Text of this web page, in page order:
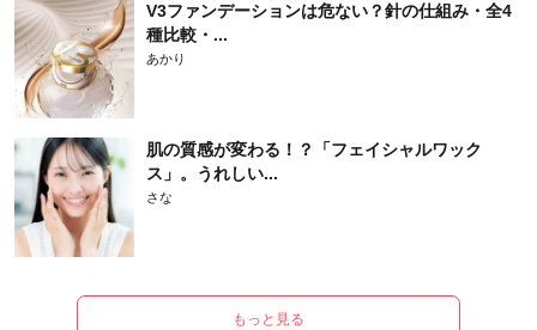
V3ファンデーションは危ない？針の仕組み・全4
種比較・...
あかり
肌の質感が変わる！？「フェイシャルワック
ス」。うれしい...
さな
もっと見る